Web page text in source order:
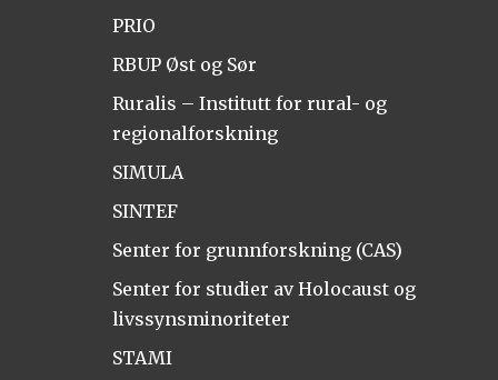
PRIO
RBUP Øst og Sør
Ruralis – Institutt for rural- og
regionalforskning
SIMULA
SINTEF
Senter for grunnforskning (CAS)
Senter for studier av Holocaust og
livssynsminoriteter
STAMI